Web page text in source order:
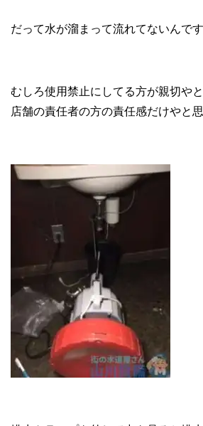
だって水が溜まって流れてないんで
むしろ使用禁止にしてる方が親切や
店舗の責任者の方の責任感だけやと思